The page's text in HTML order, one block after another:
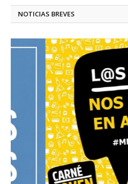
NOTICIAS BREVES